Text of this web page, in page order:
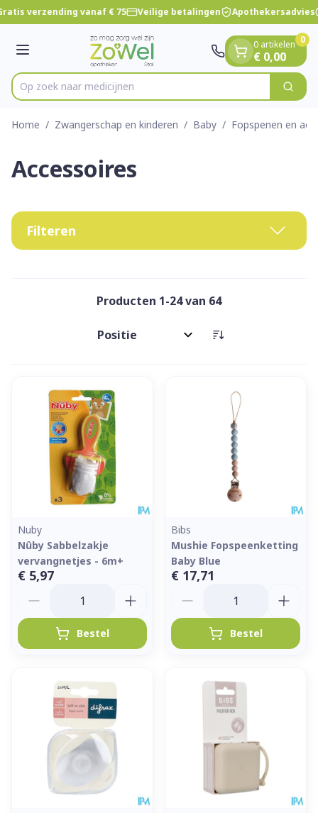
Ga naar de inhoud
1 van 1
verzending vanaf € 75 Veilige betalingen Apothekersadvies
Menu
Product, merk, categorie...
Op zoe Zoek
0 artikelen
€ 0,00
0
Home / Zwangerschap en kinderen / Baby / Fopspenen en
Accessoires
Filteren
Producten 1-24van 64
Sorteer op:
Nuby
Nûby Sabbelzakje
vervangnetjes - 6m+
€ 5,97
Bestel
Bibs
Mushie Fopspeenketting
Baby Blue
€ 17,71
Bestel